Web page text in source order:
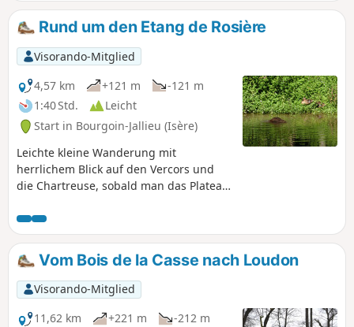
Rund um den Etang de Rosière
Visorando-Mitglied
4,57 km
+121 m
-121 m
1:40 Std.
Leicht
Start in Bourgoin-Jallieu (Isère)
Leichte kleine Wanderung mit
herrlichem Blick auf den Vercors und
die Chartreuse, sobald man das Plateau
Waldgebiete und landwirtschaftlich
genutzte Hochebenen, wo sich Schatten
und Licht abwechseln. Am besten bei
schönem Wetter, um die Kühle des
Waldes und die freie Aussicht zu
genießen.
Vom Bois de la Casse nach Loudon
Visorando-Mitglied
11,62 km
+221 m
-212 m